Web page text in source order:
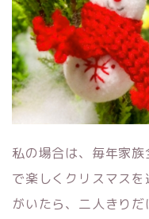
私の場合は、毎年家
で楽しくクリスマス
がいたら、二人きり